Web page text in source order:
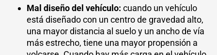
Mal diseño del vehículo: cuando un vehículo
está diseñado con un centro de gravedad alto,
una mayor distancia al suelo y un ancho de vía
más estrecho, tiene una mayor propensión a